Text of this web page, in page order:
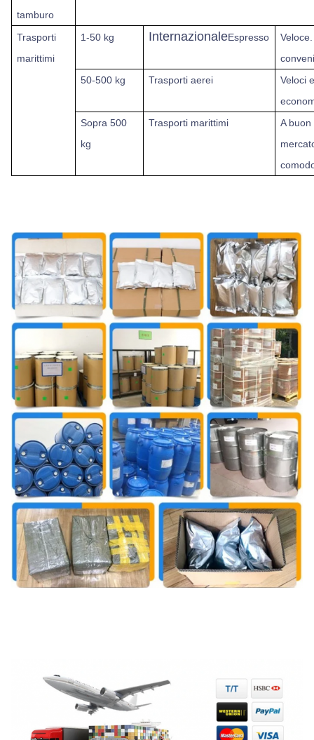
tamburo
Trasporti
marittimi
1-50 kg InternazionaleEspresso
Veloce.
50-500 kg
Trasporti aerei
Veloci
Sopra 500
kg
Trasporti marittimi
A buon